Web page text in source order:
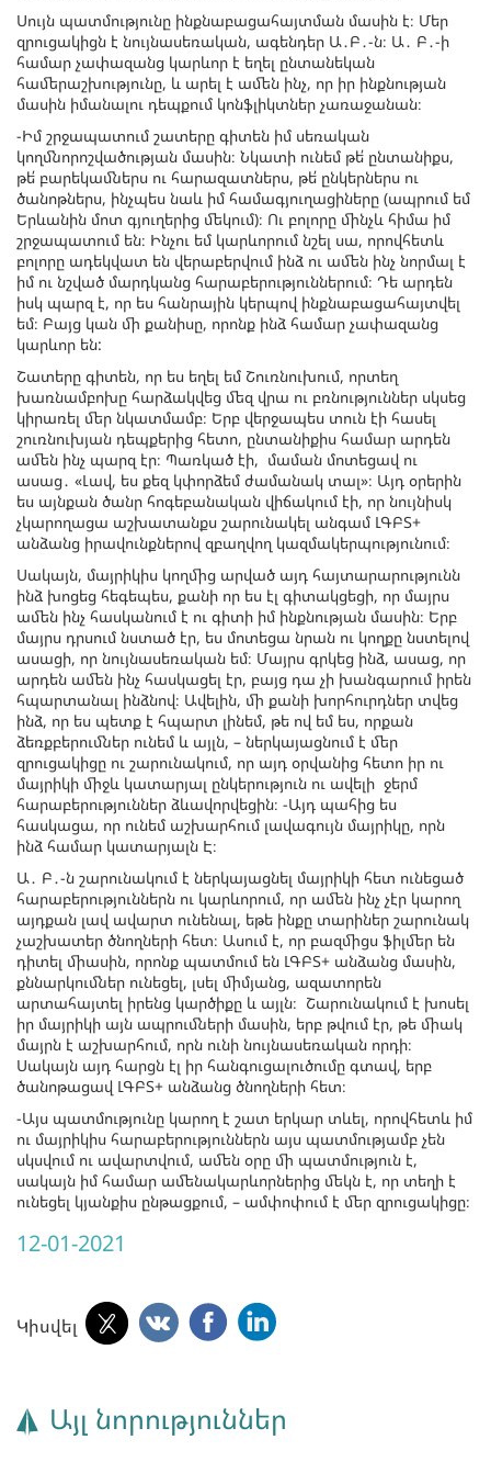
Սույն պատմությունը ինքնաբացահայտման մասին է։ Մեր
զրուցակիցն է նույնասեռական, ագենդեր Ա․Բ․-ն։ Ա․ Բ․-ի
համար չափազանց կարևոր է եղել ընտանեկան
համերաշխությունը, և արել է ամեն ինչ, որ իր ինքնության
մասին իմանալու դեպքում կոնֆլիկտներ չառաջանան։
-Իմ շրջապատում շատերը գիտեն իմ սեռական
կողմնորոշվածության մասին։ Նկատի ունեմ թե՛ ընտանիքս,
թե՛ բարեկամներս ու հարազատներս, թե՛ ընկերներս ու
ծանոթներս, ինչպես նաև իմ համագյուղացիները (ապրում եմ
Երևանին մոտ գյուղերից մեկում)։ Ու բոլորը մինչև հիմա իմ
շրջապատում են։ Ինչու եմ կարևորում նշել սա, որովհետև
բոլորը ադեկվատ են վերաբերվում ինձ ու ամեն ինչ նորմալ է
իմ ու նշված մարդկանց հարաբերություններում։ Դե արդեն
իսկ պարզ է, որ ես հանրային կերպով ինքնաբացահայտվել
եմ։ Բայց կան մի քանիսը, որոնք ինձ համար չափազանց
կարևոր են:
Շատերը գիտեն, որ ես եղել եմ Շուռնուխում, որտեղ
խառնամբոխը հարձակվեց մեզ վրա ու բռնություններ սկսեց
կիրառել մեր նկատմամբ։ Երբ վերջապես տուն էի հասել
շուռնուխյան դեպքերից հետո, ընտանիքիս համար արդեն
ամեն ինչ պարզ էր։ Պառկած էի, մաման մոտեցավ ու
ասաց․ «Լավ, ես քեզ կփորձեմ ժամանակ տալ»։ Այդ օրերին
ես այնքան ծանր հոգեբանական վիճակում էի, որ նույնիսկ
չկարողացա աշխատանքս շարունակել անգամ ԼԳԲՏ+
անձանց իրավունքներով զբաղվող կազմակերպությունում։
Սակայն, մայրիկիս կողմից արված այդ հայտարարությունն
ինձ խոցեց հեգեպես, քանի որ ես էլ գիտակցեցի, որ մայրս
ամեն ինչ հասկանում է ու գիտի իմ ինքնության մասին։ Երբ
մայրս դրսում նստած էր, ես մոտեցա նրան ու կողքը նստելով
ասացի, որ նույնասեռական եմ։ Մայրս գրկեց ինձ, ասաց, որ
արդեն ամեն ինչ հասկացել էր, բայց դա չի խանգարում իրեն
հպարտանալ ինձնով։ Ավելին, մի քանի խորհուրդներ տվեց
ինձ, որ ես պետք է հպարտ լինեմ, թե ով եմ ես, որքան
ձեռքբերումներ ունեմ և այլն, – ներկայացնում է մեր
զրուցակիցը ու շարունակում, որ այդ օրվանից հետո իր ու
մայրիկի միջև կատարյալ ընկերություն ու ավելի ջերմ
հարաբերություններ ձևավորվեցին։ -Այդ պահից ես
հասկացա, որ ունեմ աշխարհում լավագույն մայրիկը, որն
ինձ համար կատարյալն Է։
Ա․ Բ․-ն շարունակում է ներկայացնել մայրիկի հետ ունեցած
հարաբերություններն ու կարևորում, որ ամեն ինչ չէր կարող
այդքան լավ ավարտ ունենալ, եթե ինքը տարիներ շարունակ
չաշխատեր ծնողների հետ։ Ասում է, որ բազմիցս ֆիլմեր են
դիտել միասին, որոնք պատմում են ԼԳԲՏ+ անձանց մասին,
քննարկումներ ունեցել, լսել միմյանց, ազատորեն
արտահայտել իրենց կարծիքը և այլն։ Շարունակում է խոսել
իր մայրիկի այն ապրումների մասին, երբ թվում էր, թե միակ
մայրն է աշխարհում, որն ունի նույնասեռական որդի։
Սակայն այդ հարցն էլ իր հանգուցալուծումը գտավ, երբ
ծանոթացավ ԼԳԲՏ+ անձանց ծնողների հետ։
-Այս պատմությունը կարող է շատ երկար տևել, որովհետև իմ
ու մայրիկիս հարաբերություններն այս պատմությամբ չեն
սկսվում ու ավարտվում, ամեն օրը մի պատմություն է,
սակայն իմ համար ամենակարևորներից մեկն է, որ տեղի է
ունեցել կյանքիս ընթացքում, – ամփոփում է մեր զրուցակիցը։
12-01-2021
Կիսվել
Այլ նորություններ